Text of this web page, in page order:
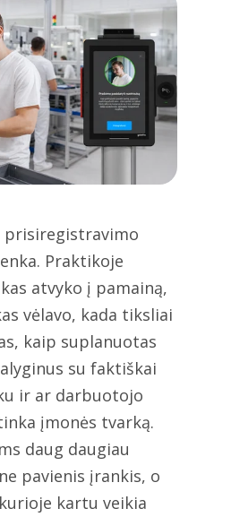
prisiregistravimo
Praktikoje
atvyko į pamainą,
vėlavo, kada tiksliai
kaip suplanuotas
su faktiškai
ir ar darbuotojo
įmonės tvarką.
daug daugiau
pavienis įrankis, o
kartu veikia